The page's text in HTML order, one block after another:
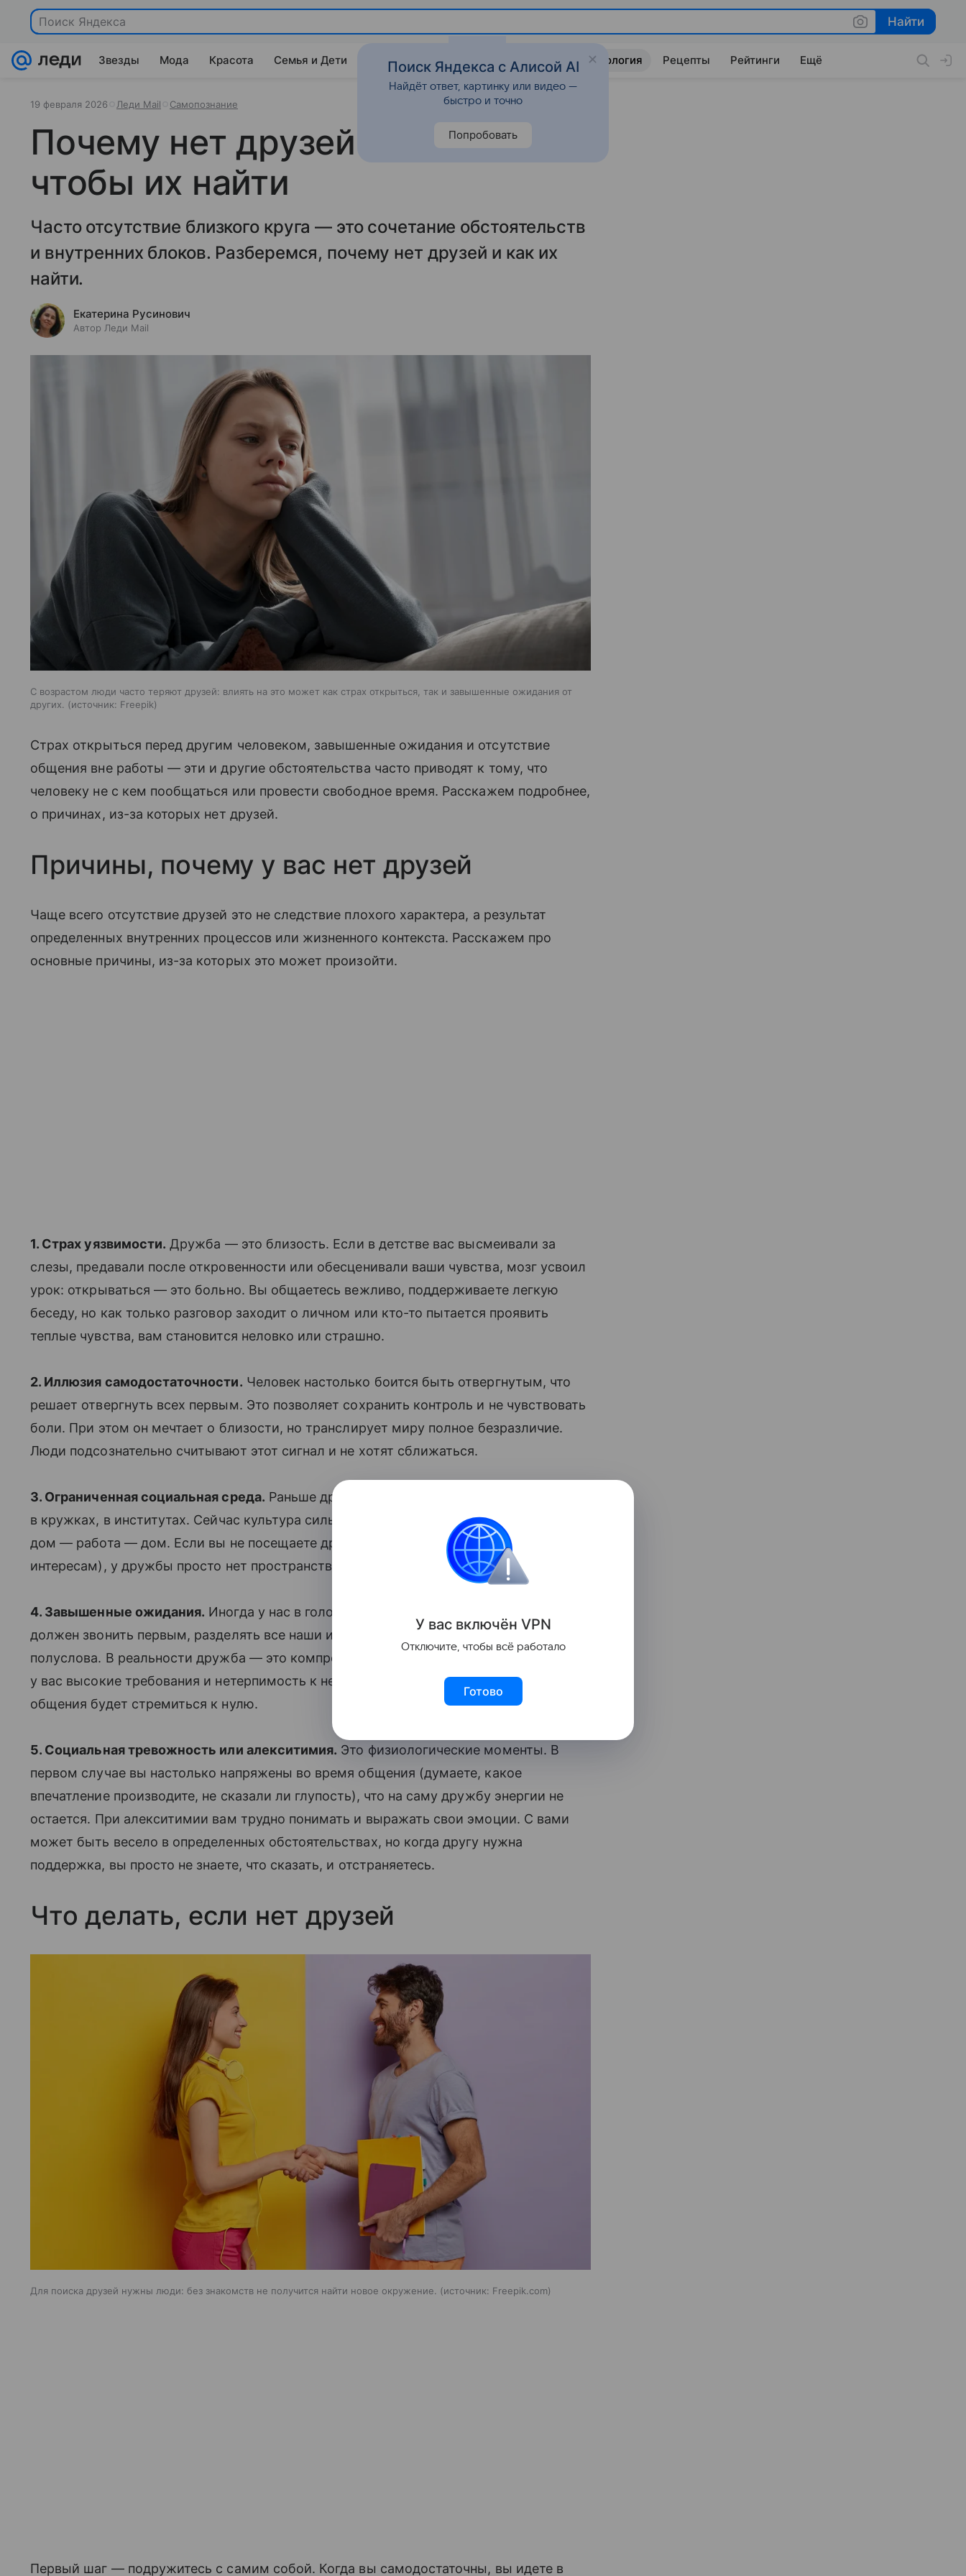
Поиск Яндекса Найти
Найти
Звезды Мода Красота Семья и Дети Дом Гороскопы Стиль жизни Психология Рецепты Рейтинги Ещё
19 февраля 2026 Леди Mail Самопознание
Почему нет друзей и что делать,
чтобы их найти
Часто отсутствие близкого круга — это сочетание обстоятельств
и внутренних блоков. Разберемся, почему нет друзей и как их
найти.
Екатерина Русинович
Автор Леди Mail
С возрастом люди часто теряют друзей: влиять на это может как страх открыться, так и завышенные ожидания от
других.
источник: Freepik
Страх открыться перед другим человеком, завышенные ожидания и отсутствие
общения вне работы — эти и другие обстоятельства часто приводят к тому, что
человеку не с кем пообщаться или провести свободное время. Расскажем подробнее,
о причинах, из-за которых нет друзей.
Причины, почему у вас нет друзей
Чаще всего отсутствие друзей это не следствие плохого характера, а результат
определенных внутренних процессов или жизненного контекста. Расскажем про
основные причины, из-за которых это может произойти.
1. Страх уязвимости. Дружба — это близость. Если в детстве вас высмеивали за
слезы, предавали после откровенности или обесценивали ваши чувства, мозг усвоил
урок: открываться — это больно. Вы общаетесь вежливо, поддерживаете легкую
беседу, но как только разговор заходит о личном или кто-то пытается проявить
теплые чувства, вам становится неловко или страшно.
2. Иллюзия самодостаточности. Человек настолько боится быть отвергнутым, что
решает отвергнуть всех первым. Это позволяет сохранить контроль и не чувствовать
боли. При этом он мечтает о близости, но транслирует миру полное безразличие.
Люди подсознательно считывают этот сигнал и не хотят сближаться.
3. Ограниченная социальная среда. Раньше дружба сама собой возникала во дворах,
в кружках, в институтах. Сейчас культура сильно изменилась. Мы живем в формате
дом — работа — дом. Если вы не посещаете другие места (спортзал, курсы, клуб по
интересам), у дружбы просто нет пространства, где она могла бы зародиться.
4. Завышенные ожидания. Иногда у нас в голове есть образ идеального друга: он
должен звонить первым, разделять все наши интересы на 100% и понимать с
полуслова. В реальности дружба — это компромисс и принятие несовершенств. Если
у вас высокие требования и нетерпимость к недостаткам других людей, круг
общения будет стремиться к нулю.
5. Социальная тревожность или алекситимия. Это физиологические моменты. В
первом случае вы настолько напряжены во время общения (думаете, какое
впечатление производите, не сказали ли глупость), что на саму дружбу энергии не
остается. При алекситимии вам трудно понимать и выражать свои эмоции. С вами
может быть весело в определенных обстоятельствах, но когда другу нужна
поддержка, вы просто не знаете, что сказать, и отстраняетесь.
Что делать, если нет друзей
Для поиска друзей нужны люди: без знакомств не получится найти новое окружение. источник: Freepik.com
Первый шаг — подружитесь с самим собой. Когда вы самодостаточны, вы идете в
У вас включён VPN
Отключите, чтобы всё работало
Готово
Поиск Яндекса с Алисой AI
Найдёт ответ, картинку или видео —
быстро и точно
Попробовать